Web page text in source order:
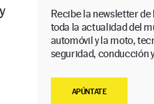
Recibe la newsletter de
toda la actualidad del
automóvil y la moto,
seguridad, conducción
APÚNTATE